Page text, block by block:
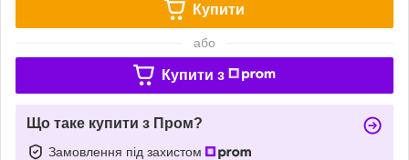
Купити
або
Купити з
Що таке купити з Пром?
Замовлення під захистом